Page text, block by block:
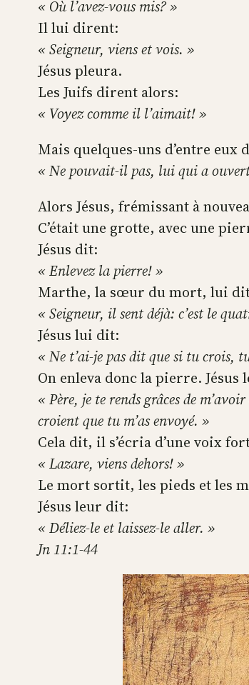
« Où l’avez-vous mis? »
Il lui dirent:
« Seigneur, viens et vois. »
Jésus pleura.
Les Juifs dirent alors:
« Voyez comme il l’aimait! »
Mais quelques-uns d’entre eux
« Ne pouvait-il pas, lui qui a
Alors Jésus, frémissant à
C’était une grotte, avec une
Jésus dit:
« Enlevez la pierre! »
Marthe, la sœur du mort, lui
« Seigneur, il sent déjà: c’est le
Jésus lui dit:
« Ne t’ai-je pas dit que si tu crois,
On enleva donc la pierre. Jésus
« Père, je te rends grâces de
croient que tu m’as envoyé. »
Cela dit, il s’écria d’une voix
« Lazare, viens dehors! »
Le mort sortit, les pieds et les
Jésus leur dit:
« Déliez-le et laissez-le aller. »
Jn 11:1-44